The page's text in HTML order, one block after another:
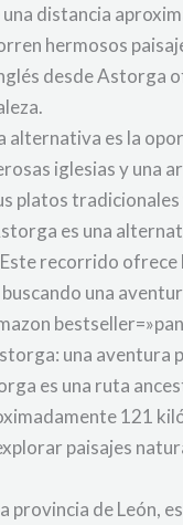
distancia
hermosos
desde Astorga
alternativa es la
iglesias y
platos
es una
recorrido
una
una aventura
es una ruta
121
paisajes
provincia de León,